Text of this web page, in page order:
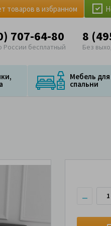
товаров в избранном
707-64-80
России бесплатный
8
Без
Мебель для
спальни